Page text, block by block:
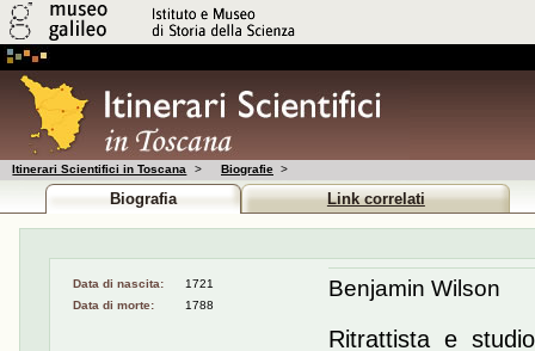
Itinerari Scientifici in Toscana > Biografie >
Biografia Link correlati
Data di nascita:
1721
Data di morte:
1788
Benjamin Wilson
Ritrattista e